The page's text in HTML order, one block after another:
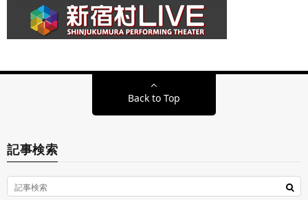
Back to Top
記事検索